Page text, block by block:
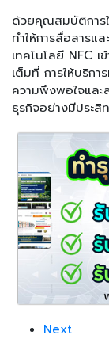
ด้วยคุณสมบัติการใ
ทำให้การสื่อสารแ
เทคโนโลยี NFC เ
เต็มที่ การให้บริก
ความพึงพอใจและ
ธุรกิจอย่างมีประสิ
Next